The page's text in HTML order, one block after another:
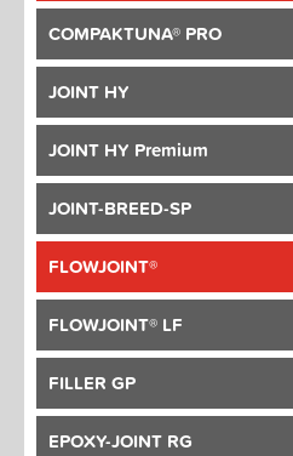
COMPAKTUNA® PRO
JOINT HY
JOINT HY Premium
JOINT-BREED-SP
FLOWJOINT®
FLOWJOINT® LF
FILLER GP
EPOXY-JOINT RG